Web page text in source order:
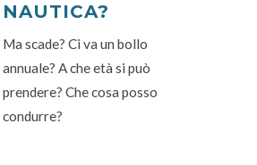
NAUTICA?
Ma scade? Ci va un bollo
annuale? A che età si può
prendere? Che cosa posso
condurre?